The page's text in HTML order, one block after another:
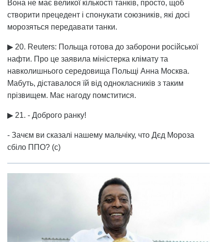
Вона не має великої кількості танків, просто, щоб
створити прецедент і спонукати союзників, які досі
морозяться передавати танки.
▶ 20. Reuters: Польща готова до заборони російської
нафти. Про це заявила міністерка клімату та
навколишнього середовища Польщі Анна Москва.
Мабуть, діставалося їй від однокласників з таким
прізвищем. Має нагоду помститися.
▶ 21. - Доброго ранку!
- Зачєм ви сказалі нашему мальчіку, что Дєд Мороза
сбіло ППО? (с)